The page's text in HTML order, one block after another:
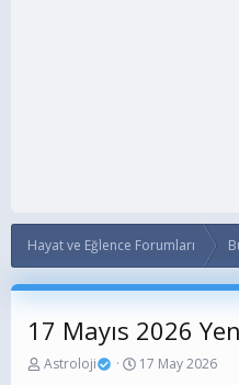
Hayat ve Eğlence Forumları
17 Mayıs 2026
K
Astroloji
B
17 May 2026